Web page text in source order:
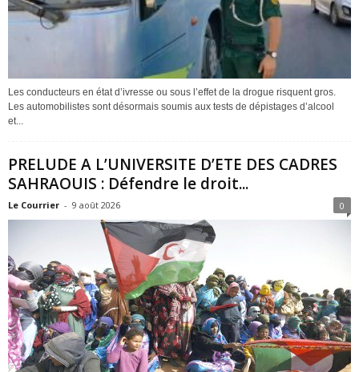
Les conducteurs en état d’ivresse ou sous l’effet de la drogue risquent gros.
Les automobilistes sont désormais soumis aux tests de dépistages d’alcool
et...
PRELUDE A L’UNIVERSITE D’ETE DES CADRES
SAHRAOUIS : Défendre le droit...
Le Courrier - 9 août 2026 0